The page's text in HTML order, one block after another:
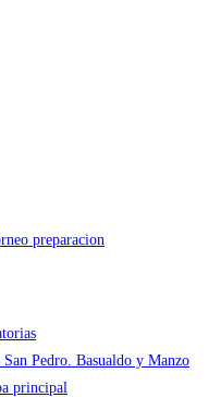
preparacion
Pedro. Basualdo y Manzo
principal